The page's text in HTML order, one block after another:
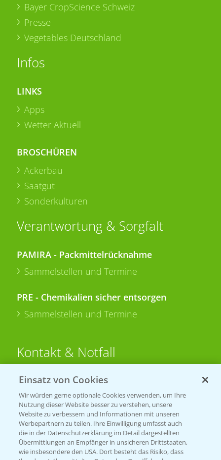
Bayer CropScience Schweiz
Presse
Vegetables Deutschland
Infos
LINKS
Apps
Wetter Aktuell
BROSCHÜREN
Ackerbau
Saatgut
Sonderkulturen
Verantwortung & Sorgfalt
PAMIRA - Packmittelrücknahme
Sammelstellen und Termine
PRE - Chemikalien sicher entsorgen
Sammelstellen und Termine
Kontakt & Notfall
Beratung auf WhatsApp
T.+49 (0)174 346 564 1
KONTAKT
Hilfe in Notfällen
Einsatz von Cookies
Wir würden gerne optionale Cookies verwenden, um Ihre
Nutzung dieser Website besser zu verstehen, unsere
Website zu verbessern und Informationen mit unseren
Werbepartnern zu teilen. Ihre Einwilligung umfasst auch
die in der Datenschutzerklärung im Detail dargestellten
Übermittlungen an Empfänger in unsicheren Drittstaaten,
wie insbesondere den USA. Dort besteht das Risiko, dass